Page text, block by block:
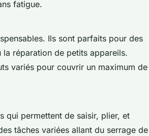
fatigue.
Ils sont parfaits pour des
réparation de petits appareils.
variés pour couvrir un maximum de
qui permettent de saisir, plier, et
tâches variées allant du serrage de